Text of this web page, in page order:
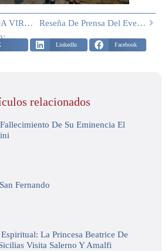
BIENAVENTURADA VIRGEN MARÍA DE POMPEYA
Reseña De Prensa Del Evento En Nápoles – 20 De Julio De 2024
LinkedIn Facebook
relacionados
De Su Eminencia El
Fernando
La Princesa Beatrice De
Visita Salerno Y Amalfi